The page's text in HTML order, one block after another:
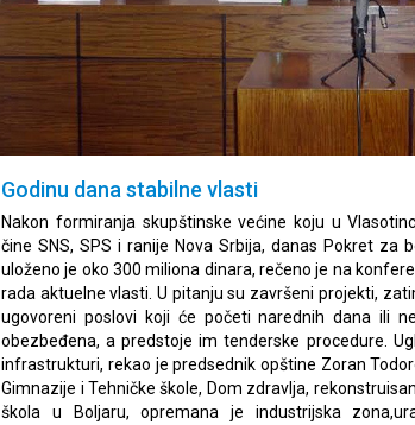
Godinu dana stabilne vlasti
Nakon formiranja skupštinske većine koju u
čine SNS, SPS i ranije Nova Srbija, danas Pokret za
uloženo je oko 300 miliona dinara, rečeno je na
rada aktuelne vlasti. U pitanju su završeni projekti,
ugovoreni poslovi koji će početi narednih dana ili
obezbeđena, a predstoje im tenderske procedure.
infrastrukturi, rekao je predsednik opštine Zoran
Gimnazije i Tehničke škole, Dom zdravlja,
škola u Boljaru, opremana je industrijska